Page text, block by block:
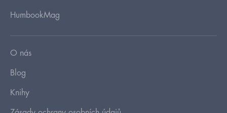
HumbookMag
O nás
Blog
Knihy